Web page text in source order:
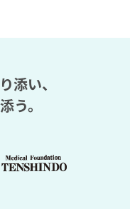
添い、
う。